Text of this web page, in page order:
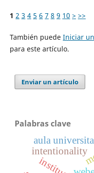
1 2 3 4 5 6 7 8 9 10 > >>
También puede Iniciar
para este artículo.
Enviar un artículo
Palabras clave
aula
intentionality